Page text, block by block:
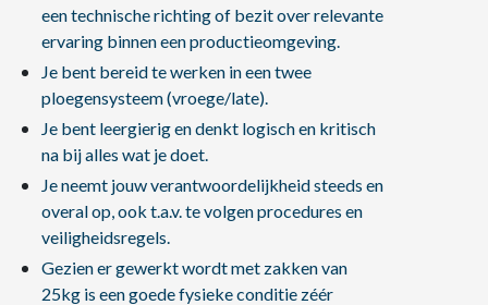
een technische richting of bezit over relevante
ervaring binnen een productieomgeving.
Je bent bereid te werken in een twee
ploegensysteem (vroege/late).
Je bent leergierig en denkt logisch en kritisch
na bij alles wat je doet.
Je neemt jouw verantwoordelijkheid steeds en
overal op, ook t.a.v. te volgen procedures en
veiligheidsregels.
Gezien er gewerkt wordt met zakken van
25kg is een goede fysieke conditie zéér